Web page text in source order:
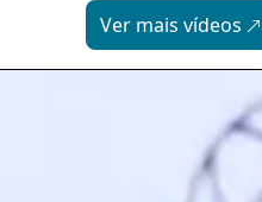
Ver mais vídeos